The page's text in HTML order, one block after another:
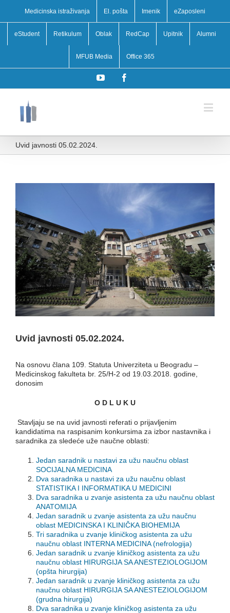
Medicinska istraživanja El. pošta Imenik eZaposleni
eStudent Retikulum Oblak RedCap Upitnik Alumni
MFUB Media Office 365
YouTube
Uvid javnosti 05.02.2024.
Uvid javnosti 05.02.2024.
Na osnovu člana 109. Statuta Univerziteta u Beogradu –
Medicinskog fakulteta br. 25/H-2 od 19.03.2018. godine,
donosim
O D L U K U
Stavljaju se na uvid javnosti referati o prijavljenim
kandidatima na raspisanim konkursima za izbor nastavnika i
saradnika za sledeće uže naučne oblasti:
Jedan saradnik u nastavi za užu naučnu oblast
SOCIJALNA MEDICINA
Dva saradnika u nastavi za užu naučnu oblast
STATISTIKA I INFORMATIKA U MEDICINI
Dva saradnika u zvanje asistenta za užu naučnu oblast
ANATOMIJA
Jedan saradnik u zvanje asistenta za užu naučnu
oblast MEDICINSKA I KLINIČKA BIOHEMIJA
Tri saradnika u zvanje kliničkog asistenta za užu
naučnu oblast INTERNA MEDICINA (nefrologija)
Jedan saradnik u zvanje kliničkog asistenta za užu
naučnu oblast HIRURGIJA SA ANESTEZIOLOGIJOM
(opšta hirurgija)
Jedan saradnik u zvanje kliničkog asistenta za užu
naučnu oblast HIRURGIJA SA ANESTEZIOLOGIJOM
(grudna hirurgija)
Dva saradnika u zvanje kliničkog asistenta za užu